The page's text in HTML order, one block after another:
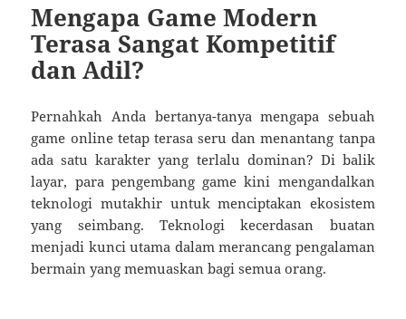
Mengapa Game Modern
Terasa Sangat Kompetitif
dan Adil?
Pernahkah Anda bertanya-tanya mengapa sebuah
game online tetap terasa seru dan menantang tanpa
ada satu karakter yang terlalu dominan? Di balik
layar, para pengembang game kini mengandalkan
teknologi mutakhir untuk menciptakan ekosistem
yang seimbang. Teknologi kecerdasan buatan
menjadi kunci utama dalam merancang pengalaman
bermain yang memuaskan bagi semua orang.